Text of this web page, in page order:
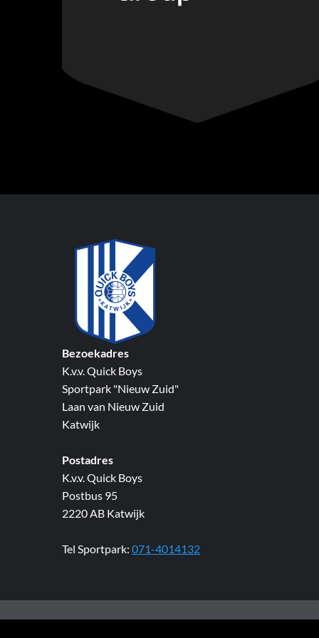
Bezoekadres
K.v.v. Quick Boys
Sportpark "Nieuw Zuid"
Laan van Nieuw Zuid
Katwijk
Postadres
K.v.v. Quick Boys
Postbus 95
2220 AB Katwijk
Tel Sportpark: 071-4014132